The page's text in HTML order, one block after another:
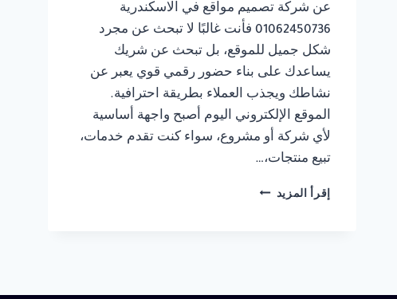
عن شركة تصميم مواقع في الاسكندرية
01062450736 فأنت غالبًا لا تبحث عن مجرد
شكل جميل للموقع، بل تبحث عن شريك
يساعدك على بناء حضور رقمي قوي يعبر عن
نشاطك ويجذب العملاء بطريقة احترافية.
الموقع الإلكتروني اليوم أصبح واجهة أساسية
لأي شركة أو مشروع، سواء كنت تقدم خدمات،
تبيع منتجات،…
إقرأ المزيد شركة